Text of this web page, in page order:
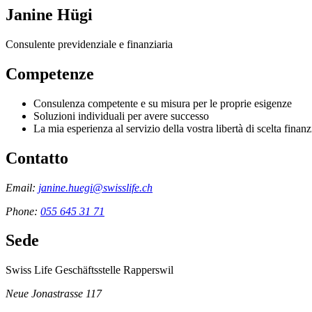
Janine Hügi
Consulente previdenziale e finanziaria
Competenze
Consulenza competente e su misura per le proprie esigenze
Soluzioni individuali per avere successo
La mia esperienza al servizio della vostra libertà di scelta
Contatto
Email: janine.huegi@swisslife.ch
Phone: 055 645 31 71
Sede
Swiss Life Geschäftsstelle Rapperswil
Neue Jonastrasse 117